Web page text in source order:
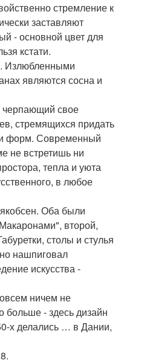
стремление к
заставляют
- основной цвет для
кстати.
Излюбленными
являются сосна и
черпающий свое
стремящихся придать
форм. Современный
не встретишь ни
тепла и уюта
в любое
Оба были
второй,
столы и стулья
нашпиговал
искусства -
ничем не
- здесь дизайн
х делались … в Дании,